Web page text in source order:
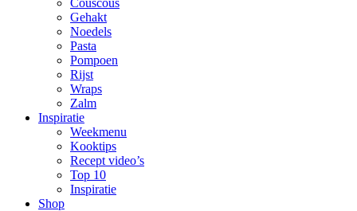
Couscous
Gehakt
Noedels
Pasta
Pompoen
Rijst
Wraps
Zalm
Inspiratie
Weekmenu
Kooktips
Recept video’s
Top 10
Inspiratie
Shop